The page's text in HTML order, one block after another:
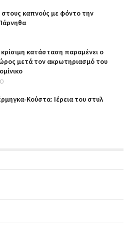
καπνούς με φόντο την
κατάσταση παραμένει ο
μετά τον ακρωτηριασμό του
Κούστα: Ιέρεια του στυλ